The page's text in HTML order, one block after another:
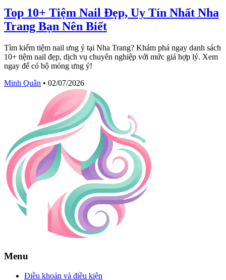
Top 10+ Tiệm Nail Đẹp, Uy Tín Nhất Nha
Trang Bạn Nên Biết
Tìm kiếm tiệm nail ưng ý tại Nha Trang? Khám phá ngay danh sách
10+ tiệm nail đẹp, dịch vụ chuyên nghiệp với mức giá hợp lý. Xem
ngay để có bộ móng ưng ý!
Minh Quân • 02/07/2026
Menu
Điều khoản và điều kiện